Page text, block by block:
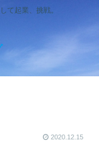
て起業、挑戦。
2020.12.15